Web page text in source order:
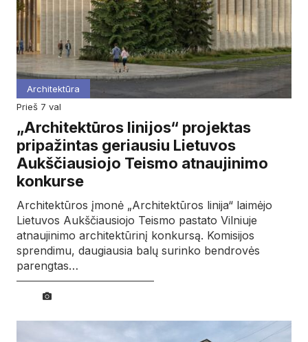
Architektūra
prieš 7 val
„Architektūros linijos“ projektas
pripažintas geriausiu Lietuvos
Aukščiausiojo Teismo atnaujinimo
konkurse
Architektūros įmonė „Architektūros linija“ laimėjo
Lietuvos Aukščiausiojo Teismo pastato Vilniuje
atnaujinimo architektūrinį konkursą. Komisijos
sprendimu, daugiausia balų surinko bendrovės
parengtas…